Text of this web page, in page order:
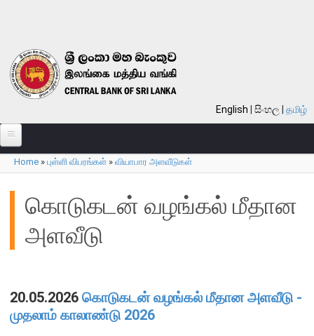
English සිංහල தமிழ்
பற்றி
வங்கி பற்றி
பொது நோக்கு
வங்கியின் வரலாறு
தொழிற்பாடுகள்
You are here
Home » புள்ளி விபரங்கள் » வியாபார அளவீடுகள்
கொடுகடன் வழங்கல் மீதான
அளவீடு
20.05.2026கொடுகடன் வழங்கல் மீதான அளவீடு -
முதலாம் காலாண்டு 2026